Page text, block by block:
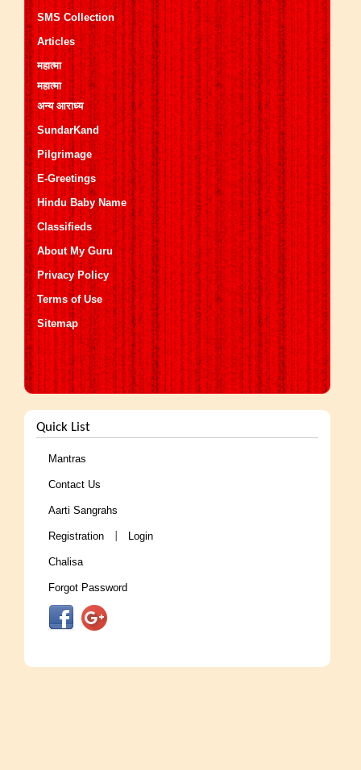
SMS Collection
Articles
महात्मा
महात्मा
अन्य आराध्य
SundarKand
Pilgrimage
E-Greetings
Hindu Baby Name
Classifieds
About My Guru
Privacy Policy
Terms of Use
Sitemap
Quick List
Mantras
Contact Us
Aarti Sangrahs
Registration Login
Chalisa
Forgot Password